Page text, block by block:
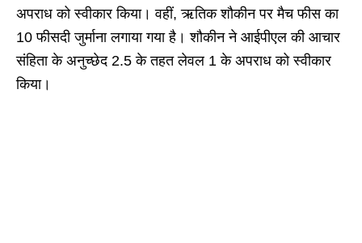
अपराध को स्वीकार किया। वहीं, ऋतिक शौकीन पर मैच फीस का
10 फीसदी जुर्माना लगाया गया है। शौकीन ने आईपीएल की आचार
संहिता के अनुच्छेद 2.5 के तहत लेवल 1 के अपराध को स्वीकार
किया।